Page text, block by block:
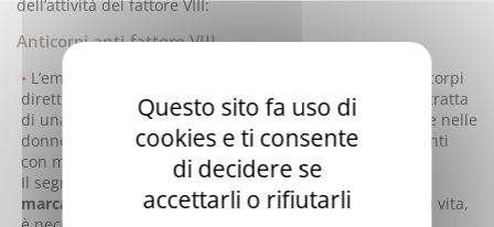
dell’attività del fattore VIII:
Anticorpi anti-fattore VIII
L’emofilia A acquisita è associata alla presenza di anticorpi
diretti contro il fattore VIII in soggetti non emofiliaci. Si tratta
di una
malattia rarache può manifestarsi in particolare nelle
donne durante o al termine della gravidanza, nei pazienti
con malattie autoimmuni e nei soggetti anziani.
Il segno clinico più comune è la presenza di
marcati
. Poiché la malattia può essere pericolosa per la vita,
Questo sito fa uso di
cookies e ti consente
di decidere se
accettarli o rifiutarli